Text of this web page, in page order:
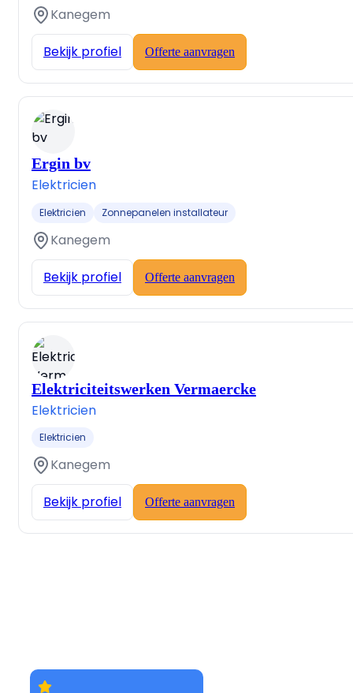
Kanegem
Bekijk profiel Offerte aanvragen
Ergin bv
Elektricien
Elektricien Zonnepanelen installateur
Kanegem
Bekijk profiel Offerte aanvragen
Elektriciteitswerken Vermaercke
Elektricien
Elektricien
Kanegem
Bekijk profiel Offerte aanvragen